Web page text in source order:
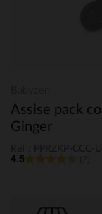
Assise pack
Ginger
4.5